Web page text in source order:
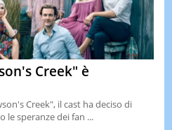
Creek" è
Creek", il cast ha deciso di
le speranze dei fan ...